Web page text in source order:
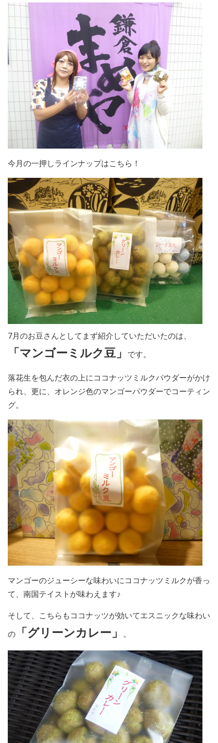
今月の一押しラインナップはこちら！
7月のお豆さんとしてまず紹介していただいたのは、
「マンゴーミルク豆」 です。
落花生を包んだ衣の上にココナッツミルクパウダーがかけ
られ、更に、オレンジ色のマンゴーパウダーでコーティン
グ。
マンゴーのジューシーな味わいにココナッツミルクが香っ
て、南国テイストが味わえます♪
そして、こちらもココナッツが効いてエスニックな味わい
の
「グリーンカレー」 。